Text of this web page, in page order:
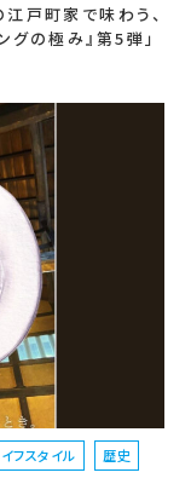
江戸町家で味わう、
の極み』第5弾」
フスタイル 歴史